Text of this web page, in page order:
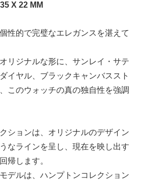
X 22 MM
性的で完璧なエレガンスを湛えて
リジナルな形に、サンレイ・サテ
イヤル、ブラックキャンバススト
このウォッチの真の独自性を強調
ションは、オリジナルのデザイン
なラインを呈し、現在を映し出す
帰します。
デルは、ハンプトンコレクション